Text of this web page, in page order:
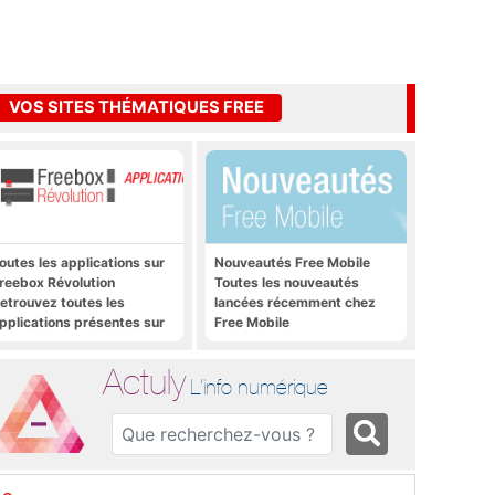
VOS SITES THÉMATIQUES FREE
les applications sur
Révolution
toutes les
présentes sur
Nouveautés Free Mobile
Toutes les nouveautés
lancées récemment chez
Free Mobile
Actuly L'info numérique